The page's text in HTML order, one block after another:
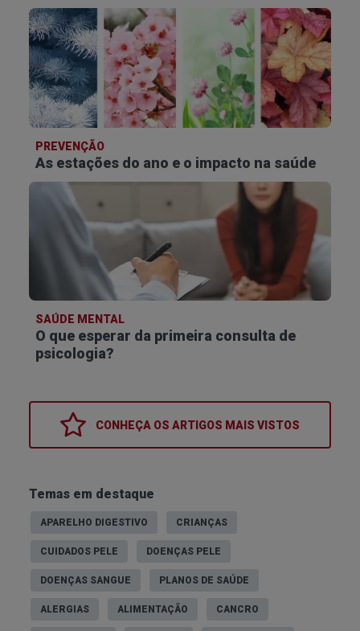
PREVENÇÃO
As estações do ano e o impacto na saúde
SAÚDE MENTAL
O que esperar da primeira consulta de
psicologia?
CONHEÇA OS ARTIGOS MAIS VISTOS
Temas em destaque
APARELHO DIGESTIVO CRIANÇAS
CUIDADOS PELE DOENÇAS PELE
DOENÇAS SANGUE PLANOS DE SAÚDE
ALERGIAS ALIMENTAÇÃO CANCRO